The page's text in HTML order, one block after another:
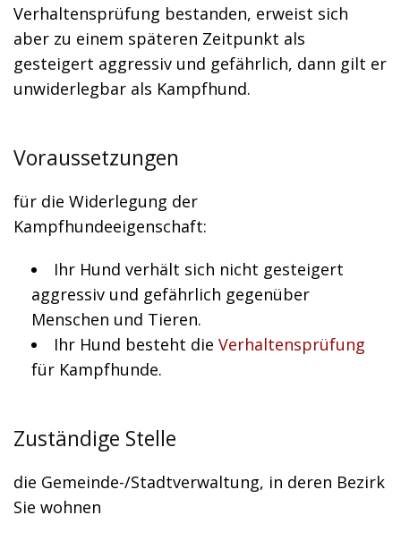
Verhaltensprüfung bestanden, erweist sich
aber zu einem späteren Zeitpunkt als
gesteigert aggressiv und gefährlich, dann gilt er
unwiderlegbar als Kampfhund.
Voraussetzungen
für die Widerlegung der
Kampfhundeeigenschaft:
Ihr Hund verhält sich nicht gesteigert
aggressiv und gefährlich gegenüber
Menschen und Tieren.
Ihr Hund besteht die Verhaltensprüfung
für Kampfhunde.
Zuständige Stelle
die Gemeinde-/Stadtverwaltung, in deren Bezirk
Sie wohnen